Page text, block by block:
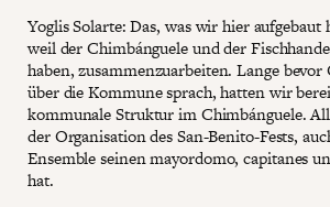
Yoglis Solarte: Das, was wir hier aufgebaut
weil der Chimbánguele und der
haben, zusammenzuarbeiten. Lange bevor
über die Kommune sprach, hatten wir
kommunale Struktur im Chimbánguele.
der Organisation des San-Benito-Fests,
Ensemble seinen mayordomo, capitanes
hat.